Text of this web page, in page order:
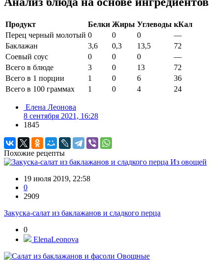
Продукт Белки Жиры Углеводы кКал
Перец черный молотый 0 0 0
—
Баклажан
3,6 0,3 13,5
72
Соевый соус
0 0 0
—
Всего в блюде
3 0 13
72
Всего в 1 порции
1 0 6
36
Всего в 100 граммах
1 0 4 24
Елена Леонова
8 сентября 2021, 16:28
1845
Похожие рецепты
Из овощей
19 июля 2019, 22:58
0
2909
Закуска-салат из баклажанов и сладкого перца
0
ElenaLeonova
Овощные